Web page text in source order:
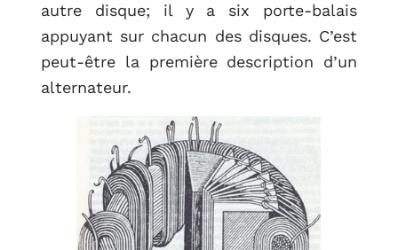
autre disque; il y a six porte-balais
appuyant sur chacun des disques. C’est
peut-être la première description d’un
alternateur.